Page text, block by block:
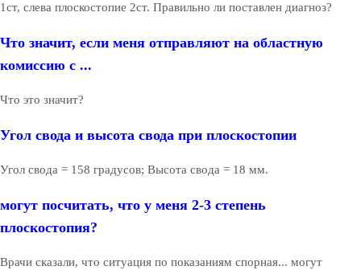
1ст, слева плоскостопие 2ст. Правильно ли поставлен диагноз?
Что значит, если меня отправляют на областную
комиссию с ...
Что это значит?
Угол свода и высота свода при плоскостопии
Угол свода = 158 градусов; Высота свода = 18 мм.
могут посчитать, что у меня 2-3 степень
плоскостопия?
Врачи сказали, что ситуация по показаниям спорная... могут